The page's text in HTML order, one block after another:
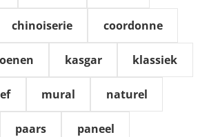
chinoiserie coordonne
kasgar klassiek
mural naturel
paars paneel